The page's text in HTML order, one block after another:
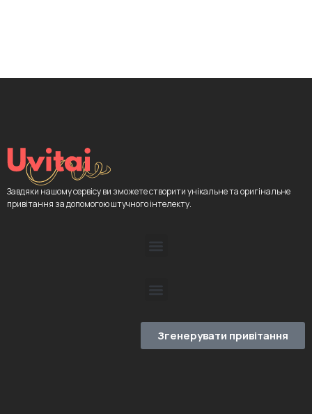
Завдяки нашому сервісу ви зможете створити унікальне та оригінальне
привітання за допомогою штучного інтелекту.
Згенерувати привітання